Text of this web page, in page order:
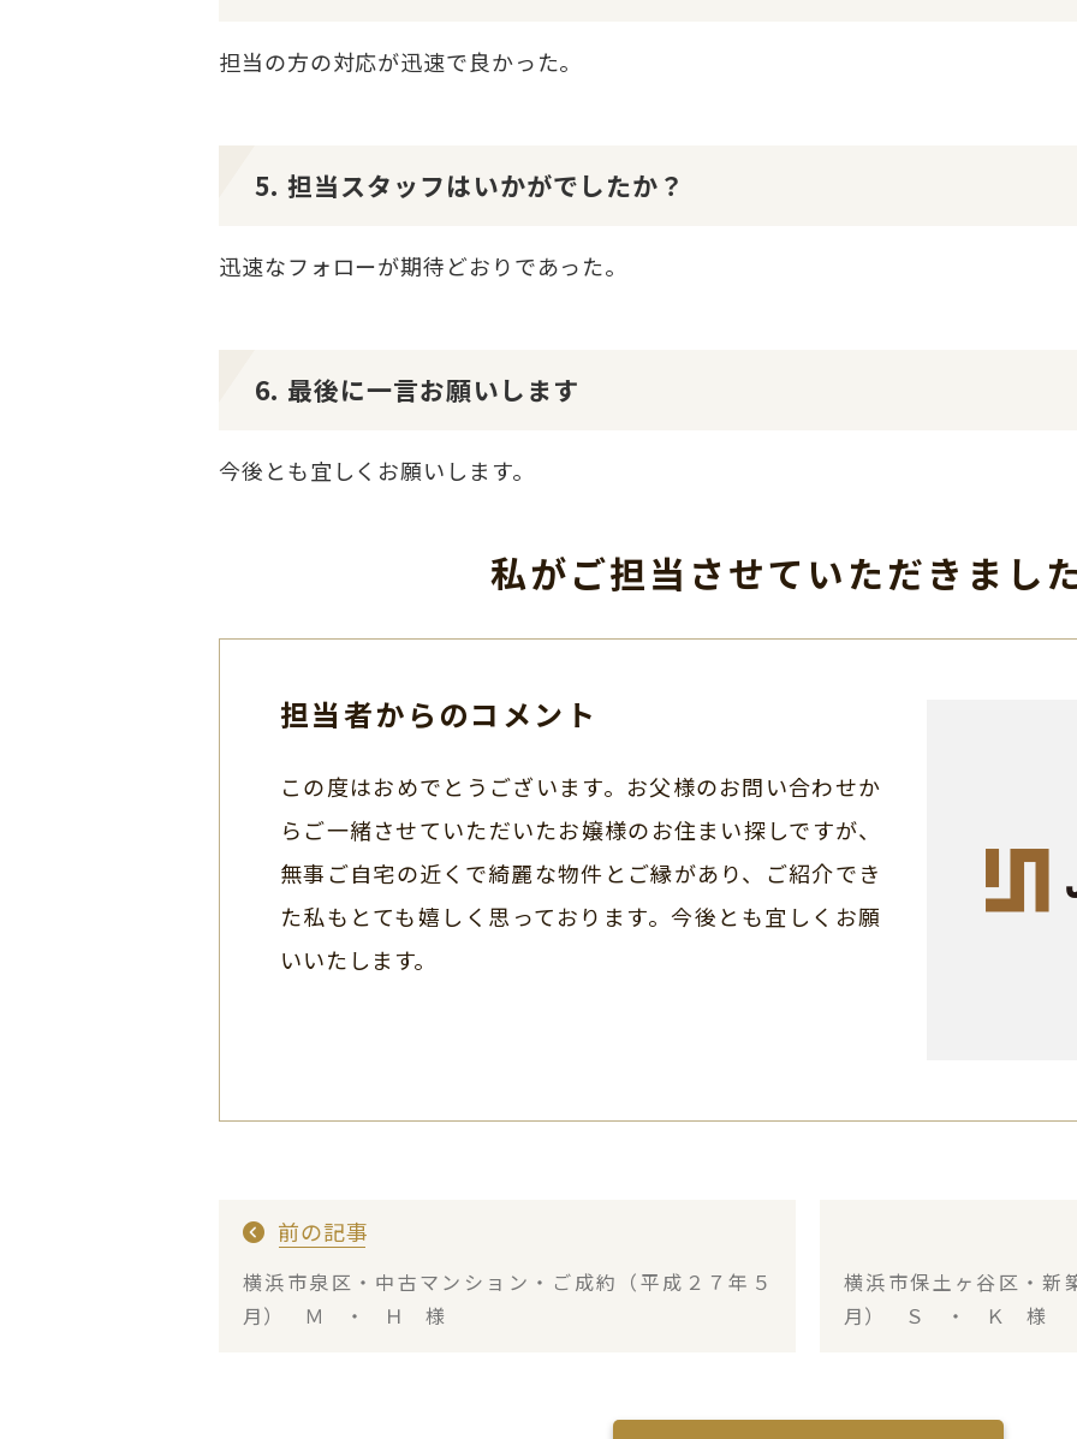
担当の方の対応が迅速で良かった。
5. 担当スタッフはいかがでしたか？
迅速なフォローが期待どおりであった。
6. 最後に一言お願いします
今後とも宜しくお願いします。
私がご担当させていただきまし
担当者からのコメント
この度はおめでとうございます。お父様のお問い合わせか
らご一緒させていただいたお嬢様のお住まい探しですが、
無事ご自宅の近くで綺麗な物件とご縁があり、ご紹介でき
た私もとても嬉しく思っております。今後とも宜しくお願
いいたします。
前の記事
横浜市泉区・中古マンション・ご成約（平成２７年５
月） Ｍ ・ Ｈ 様
横浜市保土ヶ谷区・新
月） Ｓ ・ Ｋ 様